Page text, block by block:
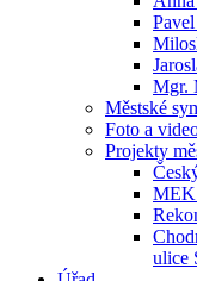
Mgr.
Městské
Foto a
Projekty
MEK
ulice